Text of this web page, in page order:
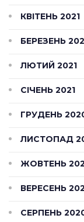
КВІТЕНЬ 2021
БЕРЕЗЕНЬ
ЛЮТИЙ 2021
СІЧЕНЬ 2021
ГРУДЕНЬ
ЛИСТОПАД
ЖОВТЕНЬ
ВЕРЕСЕНЬ
СЕРПЕНЬ